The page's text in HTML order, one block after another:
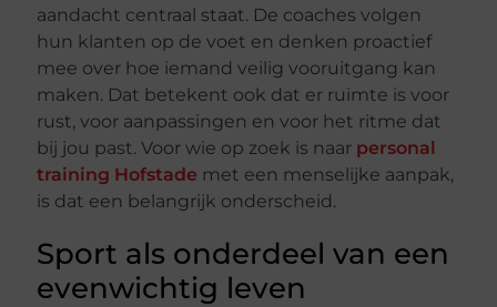
aandacht centraal staat. De coaches volgen
hun klanten op de voet en denken proactief
mee over hoe iemand veilig vooruitgang kan
maken. Dat betekent ook dat er ruimte is voor
rust, voor aanpassingen en voor het ritme dat
bij jou past. Voor wie op zoek is naar personal
training Hofstade met een menselijke aanpak,
is dat een belangrijk onderscheid.
Sport als onderdeel van een
evenwichtig leven